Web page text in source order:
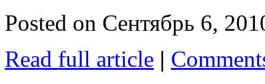
Posted on Сентябрь 6,
Read full article |